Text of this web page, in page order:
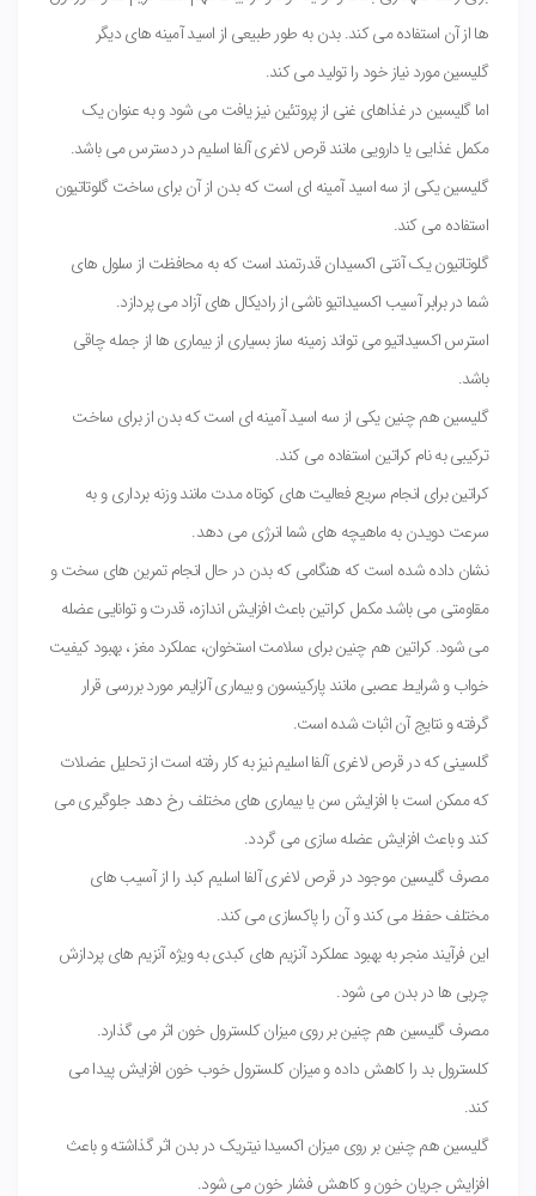
ها از آن استفاده می کند. بدن به طور طبیعی از اسید آمینه های دیگر
گلیسین مورد نیاز خود را تولید می کند.
اما گلیسین در غذاهای غنی از پروتئین نیز یافت می شود و به عنوان یک
مکمل غذایی یا دارویی مانند قرص لاغری آلفا اسلیم در دسترس می باشد.
گلیسین یکی از سه اسید آمینه ای است که بدن از آن برای ساخت گلوتاتیون
استفاده می کند.
گلوتاتیون یک آنتی اکسیدان قدرتمند است که به محافظت از سلول های
شما در برابر آسیب اکسیداتیو ناشی از رادیکال های آزاد می پردازد.
استرس اکسیداتیو می تواند زمینه ساز بسیاری از بیماری ها از جمله چاقی
باشد.
گلیسین هم چنین یکی از سه اسید آمینه ای است که بدن از برای ساخت
ترکیبی به نام کراتین استفاده می کند.
کراتین برای انجام سریع فعالیت های کوتاه مدت مانند وزنه برداری و به
سرعت دویدن به ماهیچه های شما انرژی می دهد.
نشان داده شده است که هنگامی که بدن در حال انجام تمرین های سخت و
مقاومتی می باشد مکمل کراتین باعث افزایش اندازه، قدرت و توانایی عضله
می شود. کراتین هم چنین برای سلامت استخوان، عملکرد مغز ، بهبود کیفیت
خواب و شرایط عصبی مانند پارکینسون و بیماری آلزایمر مورد بررسی قرار
گرفته و نتایج آن اثبات شده است.
گلسینی که در قرص لاغری آلفا اسلیم نیز به کار رفته است از تحلیل عضلات
که ممکن است با افزایش سن یا بیماری های مختلف رخ دهد جلوگیری می
کند و باعث افزایش عضله سازی می گردد.
مصرف گلیسین موجود در قرص لاغری آلفا اسلیم کبد را از آسیب های
مختلف حفظ می کند و آن را پاکسازی می کند.
این فرآیند منجر به بهبود عملکرد آنزیم های کبدی به ویژه آنزیم های پردازش
چربی ها در بدن می شود.
مصرف گلیسین هم چنین بر روی میزان کلسترول خون اثر می گذارد.
کلسترول بد را کاهش داده و میزان کلسترول خوب خون افزایش پیدا می
کند.
گلیسین هم چنین بر روی میزان اکسیدا نیتریک در بدن اثر گذاشته و باعث
افزایش جریان خون و کاهش فشار خون می شود.